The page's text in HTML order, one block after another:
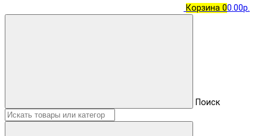
Корзина 00.00р.
Поиск